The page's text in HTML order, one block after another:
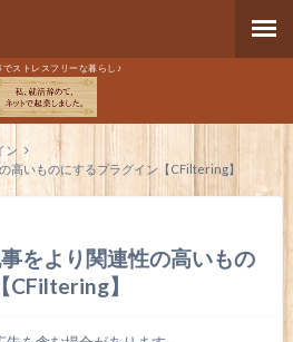
でストレスフリーな暮らし♪
ン
高いものにするプラグイン【CFiltering】
をより関連性の高いもの
CFiltering】